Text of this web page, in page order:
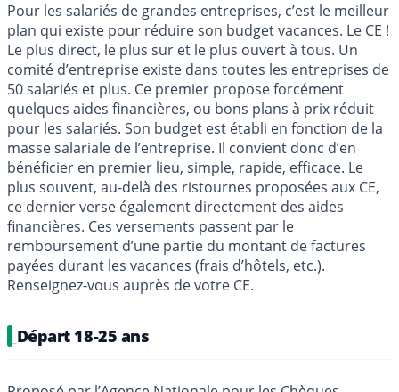
Pour les salariés de grandes entreprises, c’est le meilleur
plan qui existe pour réduire son budget vacances. Le CE !
Le plus direct, le plus sur et le plus ouvert à tous. Un
comité d’entreprise existe dans toutes les entreprises de
50 salariés et plus. Ce premier propose forcément
quelques aides financières, ou bons plans à prix réduit
pour les salariés. Son budget est établi en fonction de la
masse salariale de l’entreprise. Il convient donc d’en
bénéficier en premier lieu, simple, rapide, efficace. Le
plus souvent, au-delà des ristournes proposées aux CE,
ce dernier verse également directement des aides
financières. Ces versements passent par le
remboursement d’une partie du montant de factures
payées durant les vacances (frais d’hôtels, etc.).
Renseignez-vous auprès de votre CE.
Départ 18-25 ans